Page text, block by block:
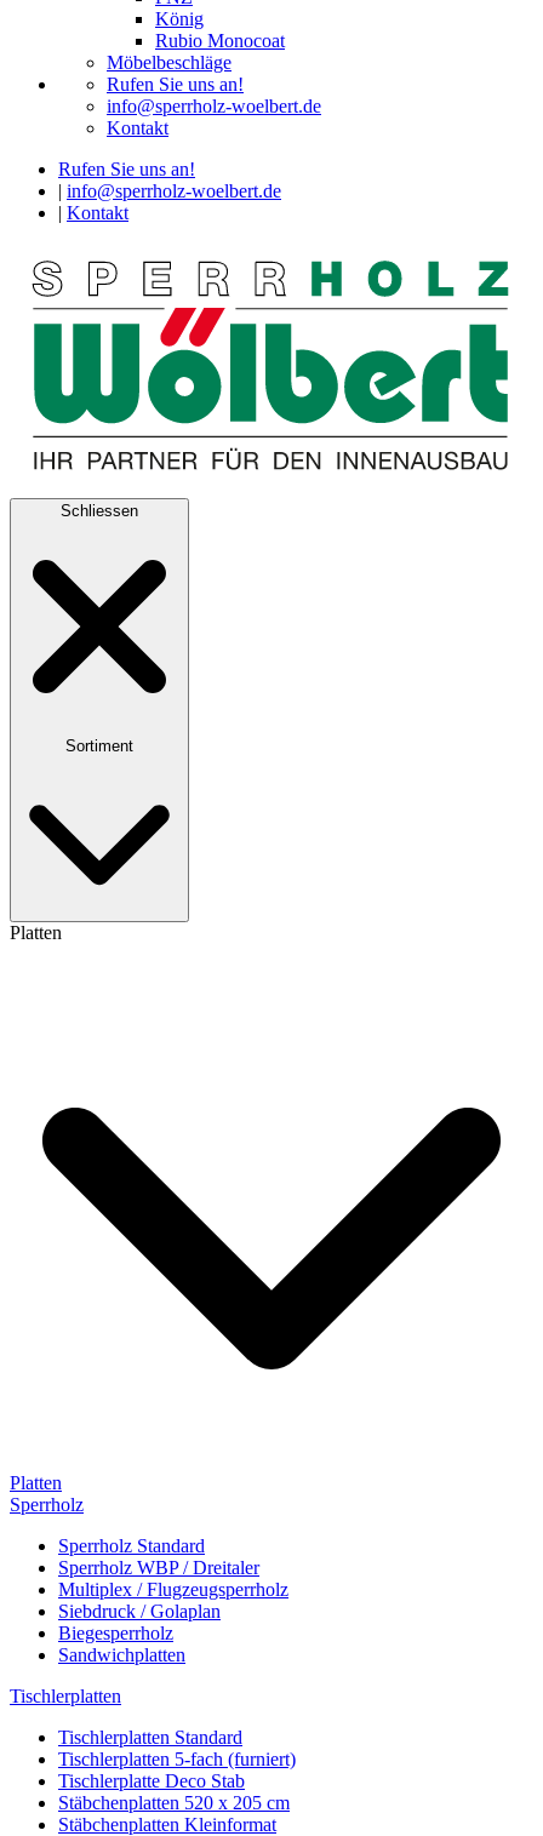
König
Rubio Monocoat
Möbelbeschläge
Rufen Sie uns an!
info@sperrholz-woelbert.de
Kontakt
Rufen Sie uns an!
info@sperrholz-woelbert.de
Kontakt
Schliessen
Sortiment
Platten
Platten
Sperrholz
Sperrholz Standard
Sperrholz WBP / Dreitaler
Multiplex / Flugzeugsperrholz
Siebdruck / Golaplan
Biegesperrholz
Sandwichplatten
Tischlerplatten
Tischlerplatten Standard
Tischlerplatten 5-fach (furniert)
Tischlerplatte Deco Stab
Stäbchenplatten 520 x 205 cm
Stäbchenplatten Kleinformat